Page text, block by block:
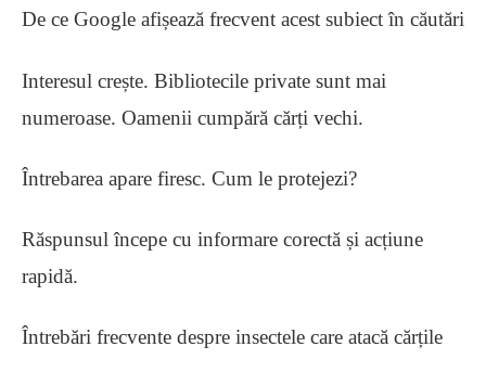
De ce Google afișează frecvent acest subiect în căutări
Interesul crește. Bibliotecile private sunt mai
numeroase. Oamenii cumpără cărți vechi.
Întrebarea apare firesc. Cum le protejezi?
Răspunsul începe cu informare corectă și acțiune
rapidă.
Întrebări frecvente despre insectele care atacă cărțile